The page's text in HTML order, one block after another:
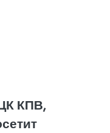
КПВ,